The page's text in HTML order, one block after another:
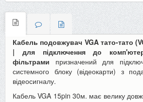
Кабель подовжувач VGA тато-тато
| для підключення до
фільтрами призначений для
системного блоку (відеокарти) з
відеосигналу.
Кабель VGA 15pin 30м. має велику